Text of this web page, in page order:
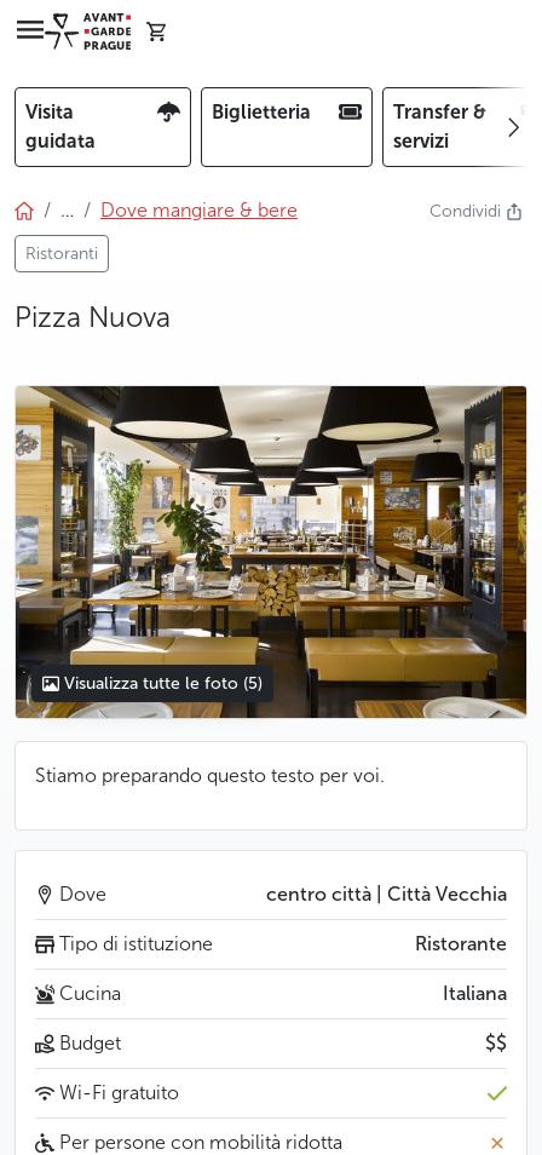
Visita
guidata
Biglietteria
Transfer &
servizi
… Dove mangiare & bere
Ristoranti
Condividi
Pizza Nuova
photo 5
Visualizza tutte le foto (5)
Stiamo preparando questo testo per voi.
Dove centro città | Città Vecchia
Tipo di istituzione Ristorante
Cucina Italiana
Budget $$
Wi-Fi gratuito
Per persone con mobilità ridotta